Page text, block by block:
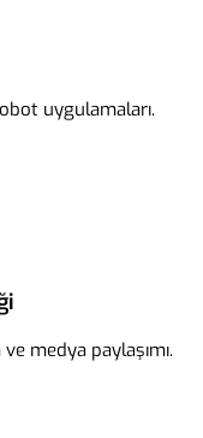
uygulamaları.
medya paylaşımı.